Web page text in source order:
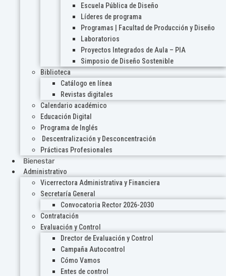
Escuela Pública de Diseño
Líderes de programa
Programas | Facultad de Producción y Diseño
Laboratorios
Proyectos Integrados de Aula – PIA
Simposio de Diseño Sostenible
Biblioteca
Catálogo en línea
Revistas digitales
Calendario académico
Educación Digital
Programa de Inglés
Descentralización y Desconcentración
Prácticas Profesionales
Bienestar
Administrativo
Vicerrectora Administrativa y Financiera
Secretaría General
Convocatoria Rector 2026-2030
Contratación
Evaluación y Control
Drector de Evaluación y Control
Campaña Autocontrol
Cómo Vamos
Entes de control